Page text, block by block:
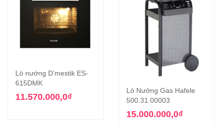
Lò nướng D’mestik ES-
615DMK
11.570.000,0₫
Lò Nướng Gas Hafele
500.31.00003
15.000.000,0₫